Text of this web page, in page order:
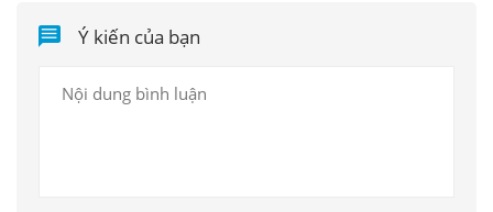
Ý kiến của bạn